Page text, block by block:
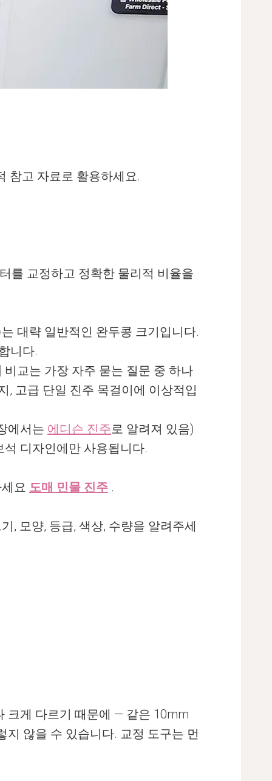
참고 자료로 활용하세요.
를 교정하고 정확한 물리적 비율을
대략 일반적인 완두콩 크기입니다.
니다.
비교는 가장 자주 묻는 질문 중 하나
, 고급 단일 진주 목걸이에 이상적입
에서는 에디슨 진주로 알려져 있음)
디자인에만 사용됩니다.
요 도매 민물 진주 .
, 모양, 등급, 색상, 수량을 알려주세
크게 다르기 때문에 — 같은 10mm
지 않을 수 있습니다. 교정 도구는 먼